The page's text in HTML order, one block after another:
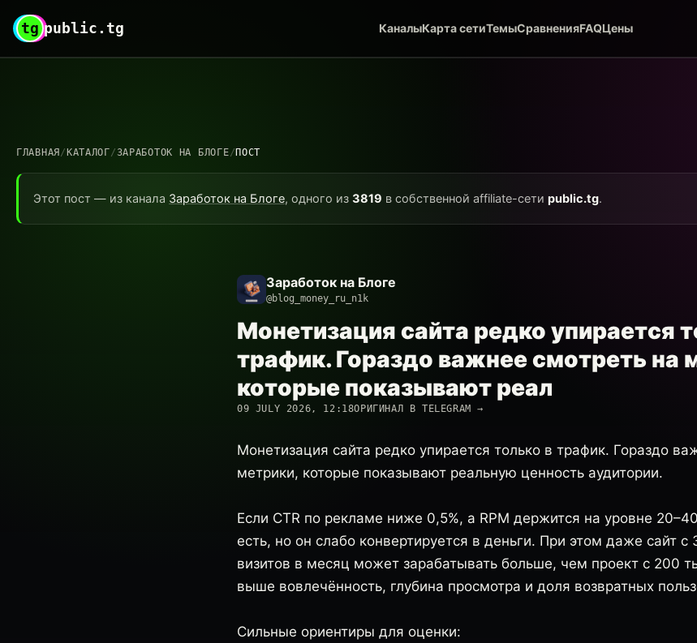
tg public.tg КаналыКарта сетиТемыСравненияFAQЦены
ГЛАВНАЯ / КАТАЛОГ/ЗАРАБОТОК НА БЛОГЕ/ ПОСТ
Этот пост — из канала Заработок на Блоге, одного из 3819 в собственной affiliate-сети public.tg.
Заработок на Блоге
@blog_money_ru_n1k
Монетизация сайта редко упирается
трафик. Гораздо важнее смотреть на
которые показывают реал
09 JULY 2026, 12:18ОРИГИНАЛ В TELEGRAM →
Монетизация сайта редко упирается только в трафик. Гораздо
метрики, которые показывают реальную ценность аудитории.
Если CTR по рекламе ниже 0,5%, а RPM держится на уровне
есть, но он слабо конвертируется в деньги. При этом даже сайт
визитов в месяц может зарабатывать больше, чем проект с 200
выше вовлечённость, глубина просмотра и доля возвратных
Сильные ориентиры для оценки: